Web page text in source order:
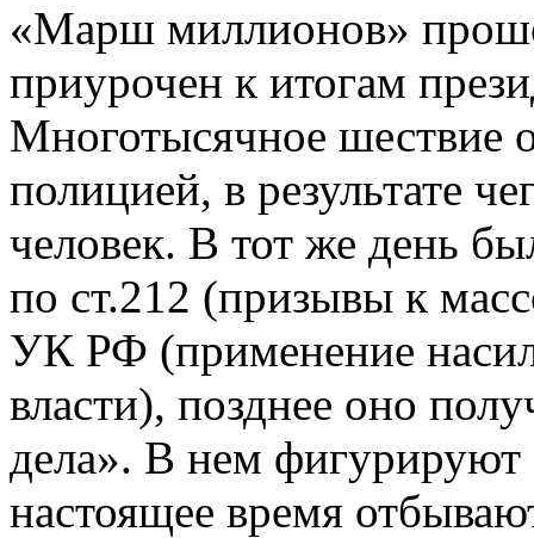
«Марш миллионов»
приурочен к итогам
Многотысячное шествие
полицией, в результате
человек. В тот же день
по ст.212 (призывы к
УК РФ (применение
власти), позднее оно
дела». В нем фигурируют
настоящее время